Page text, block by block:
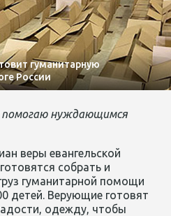
гуманитарную
России
нуждающимся
веры евангельской
собрать и
гуманитарной помощи
детей. Верующие готовят
одежду, чтобы